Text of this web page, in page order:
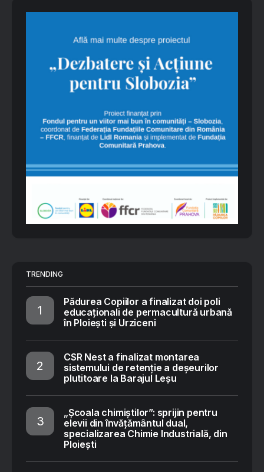
TRENDING
Pădurea Copiilor a finalizat doi poli
educaționali de permacultură urbană
în Ploiești și Urziceni
CSR Nest a finalizat montarea
sistemului de retenție a deșeurilor
plutitoare la Barajul Leșu
„Școala chimiștilor”: sprijin pentru
elevii din învățământul dual,
specializarea Chimie Industrială, din
Ploiești